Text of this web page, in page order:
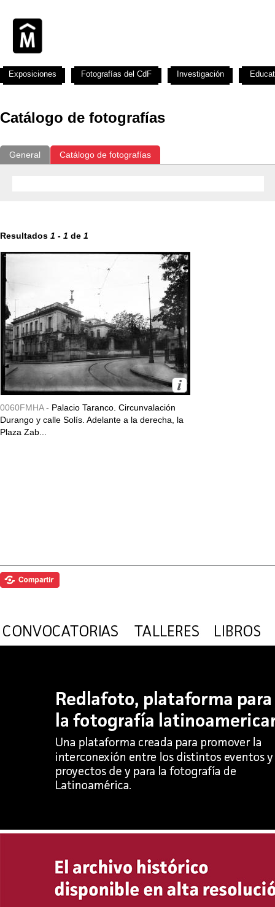
Catálogo de fotografías
General Catálogo de fotografías
Resultados 1 - 1 de 1
0060FMHA - Palacio Taranco. Circunvalación
Durango y calle Solís. Adelante a la derecha, la
Plaza Zab...
Exposiciones Fotografías del CdF Investigación